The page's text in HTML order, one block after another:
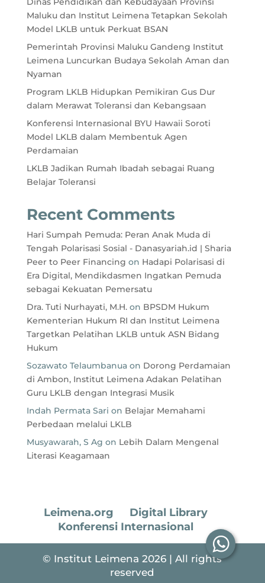
Maluku dan Institut Leimena Tetapkan Sekolah
Model LKLB untuk Perkuat BSAN
Pemerintah Provinsi Maluku Gandeng Institut
Leimena Luncurkan Budaya Sekolah Aman dan
Nyaman
Program LKLB Hidupkan Pemikiran Gus Dur
dalam Merawat Toleransi dan Kebangsaan
Konferensi Internasional BYU Hawaii Soroti
Model LKLB dalam Membentuk Agen
Perdamaian
LKLB Jadikan Rumah Ibadah sebagai Ruang
Belajar Toleransi
Recent Comments
Hari Sumpah Pemuda: Peran Anak Muda di
Tengah Polarisasi Sosial - Danasyariah.id | Sharia
Peer to Peer Financing on Hadapi Polarisasi di
Era Digital, Mendikdasmen Ingatkan Pemuda
sebagai Kekuatan Pemersatu
Dra. Tuti Nurhayati, M.H.on BPSDM Hukum
Kementerian Hukum RI dan Institut Leimena
Targetkan Pelatihan LKLB untuk ASN Bidang
Hukum
Sozawato Telaumbanuaon Dorong Perdamaian
di Ambon, Institut Leimena Adakan Pelatihan
Guru LKLB dengan Integrasi Musik
Indah Permata Sari on Belajar Memahami
Perbedaan melalui LKLB
Musyawarah, S Ag on Lebih Dalam Mengenal
Literasi Keagamaan
Leimena.org
Digital Library
Konferensi Internasional
© Institut Leimena 2026 | All rights
reserved